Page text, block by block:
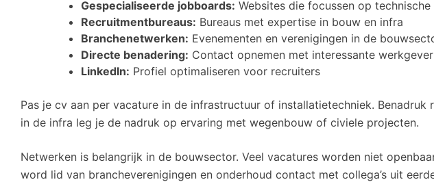
Gespecialiseerde jobboards: Websites die focussen op
Recruitmentbureaus: Bureaus met expertise in bouw en infra
Branchenetwerken: Evenementen en verenigingen in de
Directe benadering: Contact opnemen met interessante
LinkedIn: Profiel optimaliseren voor recruiters
Pas je cv aan per vacature in de infrastructuur of installatietechniek.
in de infra leg je de nadruk op ervaring met wegenbouw of civiele projecten.
Netwerken is belangrijk in de bouwsector. Veel vacatures worden niet
word lid van brancheverenigingen en onderhoud contact met collega’s uit